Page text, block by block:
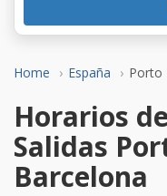
Home España Porto
Horarios
Salidas
Barcelona